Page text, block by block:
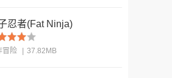
忍者(Fat Ninja)
冒险 37.82MB